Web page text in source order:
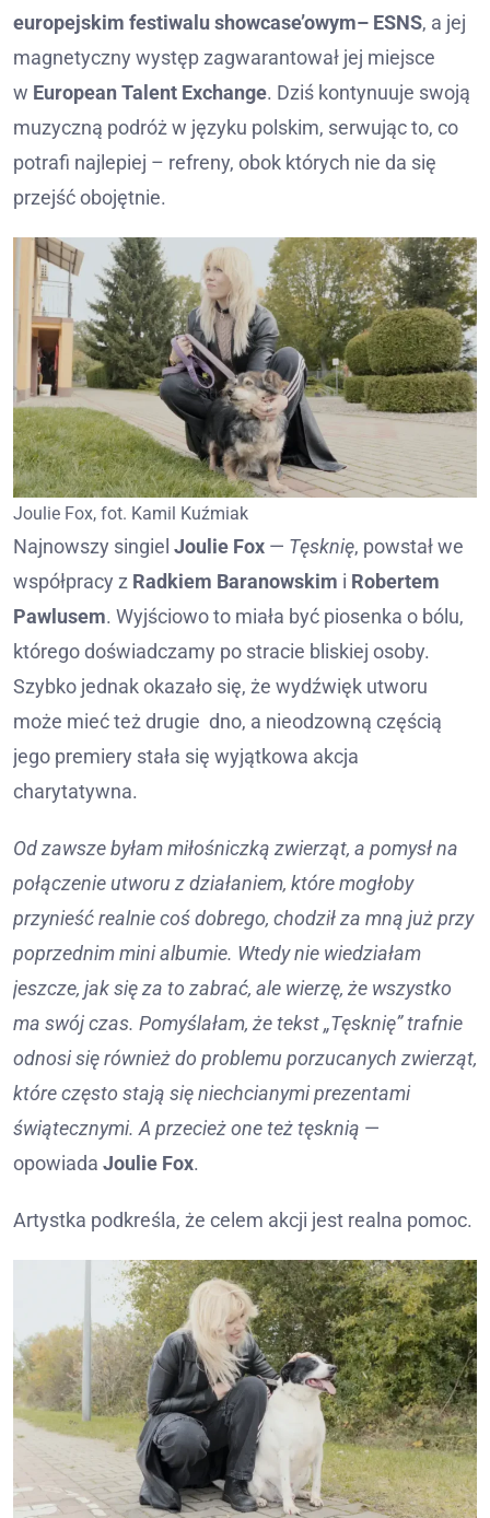
europejskim festiwalu showcase’owym– ESNS, a jej
magnetyczny występ zagwarantował jej miejsce
w European Talent Exchange. Dziś kontynuuje swoją
muzyczną podróż w języku polskim, serwując to, co
potrafi najlepiej – refreny, obok których nie da się
przejść obojętnie.
Joulie Fox, fot. Kamil Kuźmiak
Najnowszy singiel Joulie Fox — Tęsknię, powstał we
współpracy z Radkiem Baranowskim i Robertem
Pawlusem. Wyjściowo to miała być piosenka o bólu,
którego doświadczamy po stracie bliskiej osoby.
Szybko jednak okazało się, że wydźwięk utworu
może mieć też drugie dno, a nieodzowną częścią
jego premiery stała się wyjątkowa akcja
charytatywna.
Od zawsze byłam miłośniczką zwierząt, a pomysł na
połączenie utworu z działaniem, które mogłoby
przynieść realnie coś dobrego, chodził za mną już przy
poprzednim mini albumie. Wtedy nie wiedziałam
jeszcze, jak się za to zabrać, ale wierzę, że wszystko
ma swój czas. Pomyślałam, że tekst „Tęsknię” trafnie
odnosi się również do problemu porzucanych zwierząt,
które często stają się niechcianymi prezentami
świątecznymi. A przecież one też tęsknią —
opowiada Joulie Fox.
Artystka podkreśla, że celem akcji jest realna pomoc.